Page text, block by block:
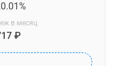
в месяц
₽